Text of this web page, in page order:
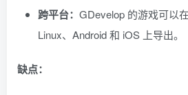
跨平台： GDevelop 的游戏可以
Linux、Android 和 iOS 上导出。
缺点：